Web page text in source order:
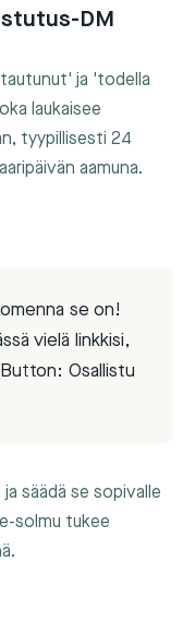
DM
ja 'todella
laukaisee
tyypillisesti 24
aamuna.
se on!
vielä linkkisi,
Osallistu
säädä se sopivalle
solmu tukee